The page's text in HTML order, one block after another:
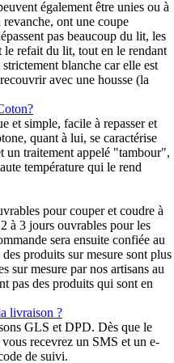
également être unies ou à
ont une coupe
pas beaucoup du lit, les
refait du lit, tout en le rendant
blanche car elle est
avec une housse (la
et simple, facile à repasser et
quant à lui, se caractérise
un traitement appelé "tambour",
température qui le rend
pour couper et coudre à
à 3 jours ouvrables pour les
sera ensuite confiée au
produits sur mesure sont plus
sur mesure par nos artisans au
pas des produits qui sont en
livraison ?
GLS et DPD. Dès que le
recevrez un SMS et un e-
de suivi.